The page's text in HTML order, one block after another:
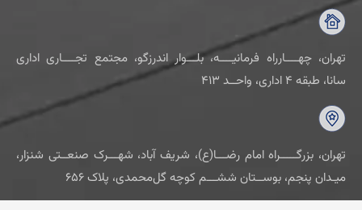
تهران، چهــــارراه فرمانیــــه، بلـــوار اندرزگو، مجتمع تجــــاری اداری
سانا، طبقه ۴ اداری، واحــد ۴۱۳
تهران، بزرگـــــراه امام رضـــا(ع)، شریف آباد، شهـــرک صنعــتی شنزار،
میـدان پنجم، بوســتان ششـــم کوچه گل‌محمدی، پلاک ۶۵۶